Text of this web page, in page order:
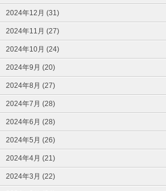
2024年12月 (31)
2024年11月 (27)
2024年10月 (24)
2024年9月 (20)
2024年8月 (27)
2024年7月 (28)
2024年6月 (28)
2024年5月 (26)
2024年4月 (21)
2024年3月 (22)